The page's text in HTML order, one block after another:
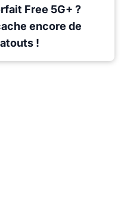
Free 5G+ ?
encore de
!